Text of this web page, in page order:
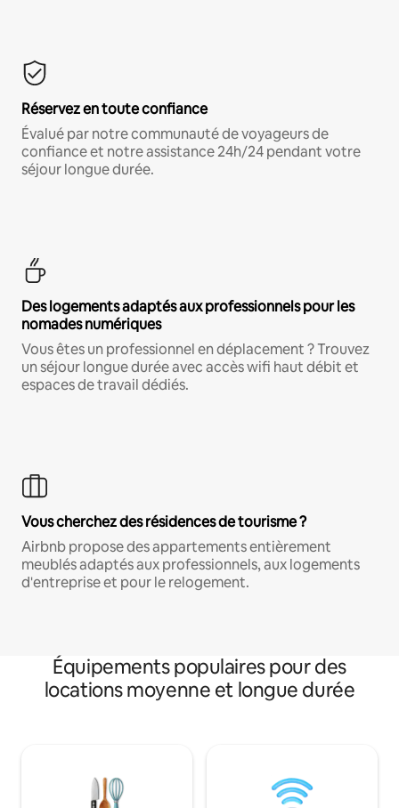
Réservez en toute confiance
Évalué par notre communauté de voyageurs de
confiance et notre assistance 24h/24 pendant votre
séjour longue durée.
Des logements adaptés aux professionnels pour les
nomades numériques
Vous êtes un professionnel en déplacement ? Trouvez
un séjour longue durée avec accès wifi haut débit et
espaces de travail dédiés.
Vous cherchez des résidences de tourisme ?
Airbnb propose des appartements entièrement
meublés adaptés aux professionnels, aux logements
d'entreprise et pour le relogement.
Équipements populaires pour des
locations moyenne et longue durée